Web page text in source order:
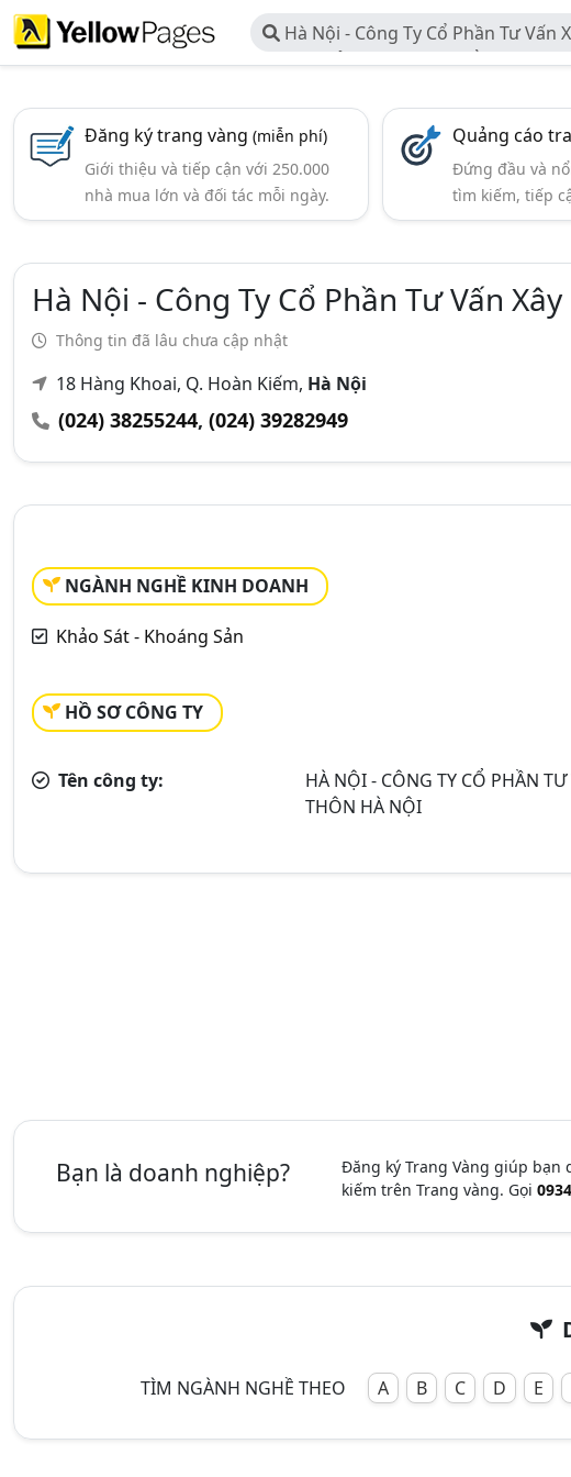
Hà Nội - Công Ty Cổ Phần Tư Vấn
Dựng Thủy Lợi & Phát Triển Nông
Đăng ký trang vàng (miễn phí)
Giới thiệu và tiếp cận với 250.000
nhà mua lớn và đối tác mỗi ngày.
Quảng cáo
Đứng đầu và
tìm kiếm, tiếp
Hà Nội - Công Ty Cổ Phần Tư Vấn
Thông tin đã lâu chưa cập nhật
18 Hàng Khoai, Q. Hoàn Kiếm, Hà Nội
(024) 38255244, (024) 39282949
NGÀNH NGHỀ KINH DOANH
Khảo Sát - Khoáng Sản
HỒ SƠ CÔNG TY
Tên công ty:
HÀ NỘI - CÔNG TY CỔ PHẦN
THÔN HÀ NỘI
Bạn là doanh nghiệp?
Đăng ký Trang Vàng giúp bạn
kiếm trên Trang vàng. Gọi
TÌM NGÀNH NGHỀ THEO A B C D E